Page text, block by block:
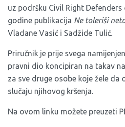
uz podršku Civil Right Defenders
godine publikacija Ne toleriši
Vladane Vasić i Sadžide Tulić.
Priručnik je prije svega
pravni dio koncipiran na takav
za sve druge osobe koje žele da
slučaju njihovog kršenja.
Na ovom linku možete preuzeti